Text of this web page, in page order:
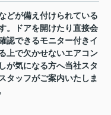
どが備え付けられている
。ドアを開けたり直接会
認できるモニター付きイ
上で欠かせないエアコン
が気になる方へ当社スタ
タッフがご案内いたしま